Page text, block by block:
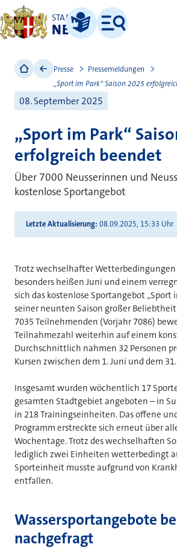
STADT
NEUSS
Leichte Sprache
Menü
Presse
Pressemeldungen
„Sport im Park“ Saison 2025
08. September 2025
„Sport im Park“
erfolgreich beendet
Über 7000 Neusserinnen und
kostenlose Sportangebot
Letzte Aktualisierung 08.09.2025, 15:33 Uhr
Trotz wechselhafter
besonders heißen Juni und einem
sich das kostenlose Sportangebot „Sport
seiner neunten Saison großer
7035 Teilnehmenden (Vorjahr 7086)
Teilnahmezahl weiterhin auf einem
Durchschnittlich nahmen 32 Personen
Kursen zwischen dem 1. Juni und dem
Insgesamt wurden wöchentlich 17
gesamten Stadtgebiet angeboten – in
in 218 Trainingseinheiten. Das offene
Programm erstreckte sich erneut über
Wochentage. Trotz des wechselhaften
lediglich zwei Einheiten wetterbedingt
Sporteinheit musste aufgrund von
entfallen.
Wassersportangebote
nachgefragt